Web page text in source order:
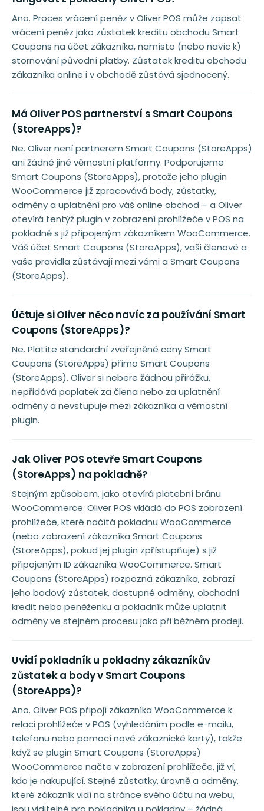
Ano. Proces vrácení peněz v Oliver POS může zapsat
vrácení peněz jako zůstatek kreditu obchodu Smart
Coupons na účet zákazníka, namísto (nebo navíc k)
stornování původní platby. Zůstatek kreditu obchodu
zákazníka online i v obchodě zůstává sjednocený.
Má Oliver POS partnerství s Smart Coupons
(StoreApps)?
Ne. Oliver není partnerem Smart Coupons (StoreApps)
ani žádné jiné věrnostní platformy. Podporujeme
Smart Coupons (StoreApps), protože jeho plugin
WooCommerce již zpracovává body, zůstatky,
odměny a uplatnění pro váš online obchod – a Oliver
otevírá tentýž plugin v zobrazení prohlížeče v POS na
pokladně s již připojeným zákazníkem WooCommerce.
Váš účet Smart Coupons (StoreApps), vaši členové a
vaše pravidla zůstávají mezi vámi a Smart Coupons
(StoreApps).
Účtuje si Oliver něco navíc za používání Smart
Coupons (StoreApps)?
Ne. Platíte standardní zveřejněné ceny Smart
Coupons (StoreApps) přímo Smart Coupons
(StoreApps). Oliver si nebere žádnou přirážku,
nepřidává poplatek za člena nebo za uplatnění
odměny a nevstupuje mezi zákazníka a věrnostní
plugin.
Jak Oliver POS otevře Smart Coupons
(StoreApps) na pokladně?
Stejným způsobem, jako otevírá platební bránu
WooCommerce. Oliver POS vkládá do POS zobrazení
prohlížeče, které načítá pokladnu WooCommerce
(nebo zobrazení zákazníka Smart Coupons
(StoreApps), pokud jej plugin zpřístupňuje) s již
připojeným ID zákazníka WooCommerce. Smart
Coupons (StoreApps) rozpozná zákazníka, zobrazí
jeho bodový zůstatek, dostupné odměny, obchodní
kredit nebo peněženku a pokladník může uplatnit
odměny ve stejném procesu jako při běžném prodeji.
Uvidí pokladník u pokladny zákazníkův
zůstatek a body v Smart Coupons
(StoreApps)?
Ano. Oliver POS připojí zákazníka WooCommerce k
relaci prohlížeče v POS (vyhledáním podle e-mailu,
telefonu nebo pomocí nové zákaznické karty), takže
když se plugin Smart Coupons (StoreApps)
WooCommerce načte v zobrazení prohlížeče, již ví,
kdo je nakupující. Stejné zůstatky, úrovně a odměny,
které zákazník vidí na stránce svého účtu na webu,